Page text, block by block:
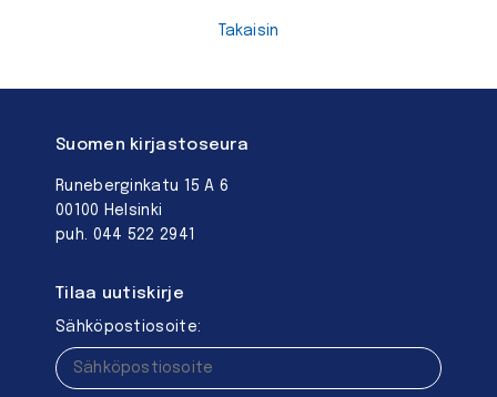
Takaisin
Suomen kirjastoseura
Runeberginkatu 15 A 6
00100 Helsinki
puh. 044 522 2941
Tilaa uutiskirje
Sähköpostiosoite: